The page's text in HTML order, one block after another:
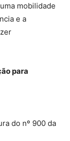
mobilidade
e a
para
do nº 900 da